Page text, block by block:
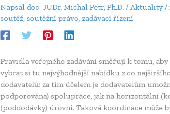
Napsal doc. JUDr. Michal Petr, Ph.D. / Aktuality/
soutěž, soutěžní právo, zadávací řízení
Pravidla veřejného zadávání směřují k tomu,
vybrat si tu nejvýhodnější nabídku z co
dodavatelů; za tím účelem je dodavatelům
podporována) spolupráce, jak na horizontální
(poddodávky) úrovni. Taková koordinace může